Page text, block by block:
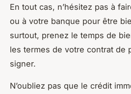
En tout cas, n’hésitez pas à
ou à votre banque pour être
surtout, prenez le temps de
les termes de votre contrat de
signer.
N’oubliez pas que le crédit